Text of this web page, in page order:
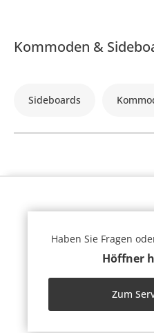
Kommoden &
Sideboards
Haben Sie Fragen
Höffner
Zum